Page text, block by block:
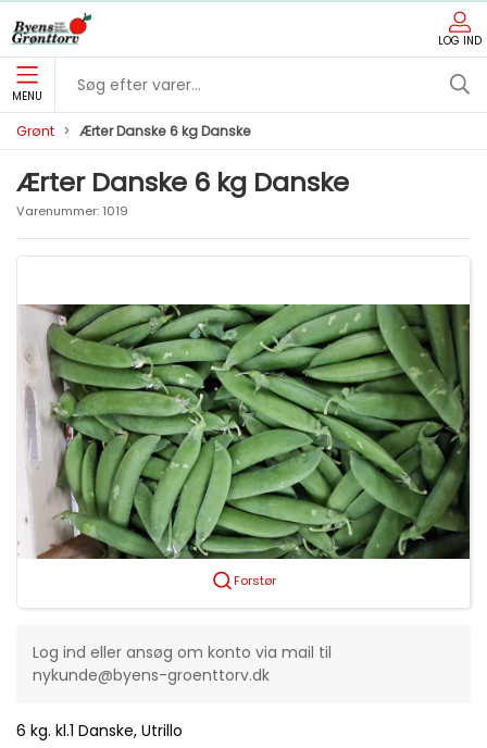
LOG IND
MENU
Grønt Ærter Danske 6 kg Danske
Ærter Danske 6 kg Danske
Varenummer:1019
Forstør
Log ind eller ansøg om konto via mail til
nykunde@byens-groenttorv.dk
6 kg. kl.1 Danske, Utrillo